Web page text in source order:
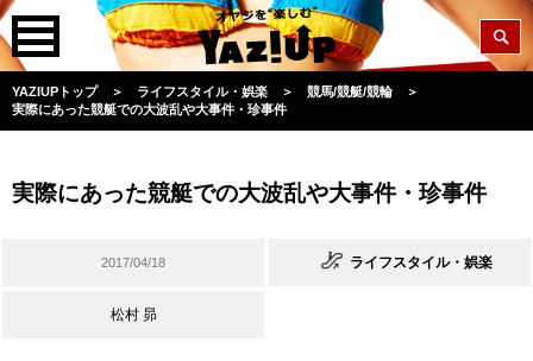
YAZIUPトップ ＞ ライフスタイル・娯楽 ＞ 競馬/競艇/競輪
＞
実際にあった競艇での大波乱や大事件・珍事件
実際にあった競艇での大波乱や大事件・珍事件
2017/04/18 ライフスタイル・娯楽
松村 昴